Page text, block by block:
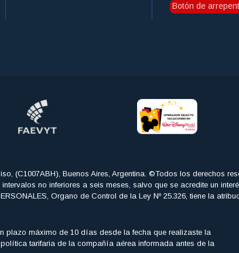
Botón de
(C1007ABH), Buenos Aires, Argentina. ©Todos los derechos
no inferiores a seis meses, salvo que se acredite un
Organo de Control de la Ley Nº 25.326, tiene la
plazo máximo de 10 días desde la fecha que realizaste la
tarifaria de la compañía aérea informada antes de la